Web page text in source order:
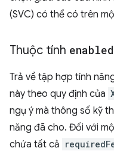
(SVC) có thể có trên
Thuộc tính enabled
Trả về tập hợp tính
này theo quy định của
ngụ ý mà thông số kỹ
năng đã cho. Đối với
chứa tất cả